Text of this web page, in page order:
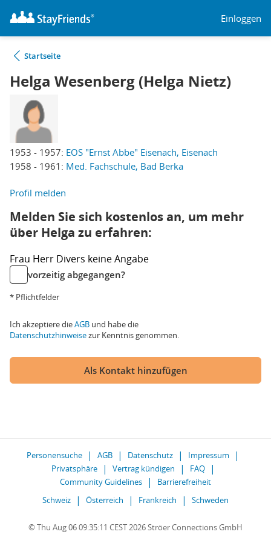
Einloggen
Startseite
Helga Wesenberg (Helga Nietz)
1953 - 1957: EOS "Ernst Abbe" Eisenach, Eisenach
1958 - 1961: Med. Fachschule, Bad Berka
Profil melden
Melden Sie sich kostenlos an, um mehr
über Helga zu erfahren:
Frau Herr Divers keine Angabe
vorzeitig abgegangen?
* Pflichtfelder
Ich akzeptiere dieAGB und habe die
Datenschutzhinweisezur Kenntnis genommen.
Als Kontakt hinzufügen
Personensuche AGB Datenschutz
Impressum
Privatsphäre
Vertrag kündigen
FAQ
Community Guidelines
Barrierefreiheit
Schweiz
Österreich Frankreich Schweden
© Thu Aug 06 09:35:11 CEST 2026 Ströer Connections GmbH